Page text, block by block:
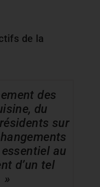
de la
des
du
sur
au
d’un tel
»